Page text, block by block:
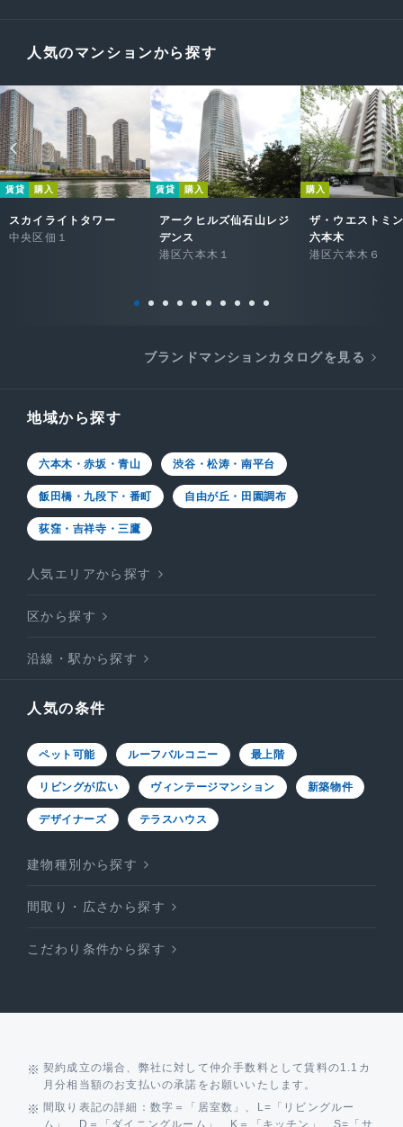
人気のマンションから探す
賃貸 購入
スカイライトタワー
中央区佃１
賃貸 購入
アークヒルズ仙石山レジ
デンス
港区六本木１
購入
ザ・ウエストミ
六本木
港区六本木６
ブランドマンションカタログを見る
地域から探す
六本木・赤坂・青山 渋谷・松涛・南平台
飯田橋・九段下・番町 自由が丘・田園調布
荻窪・吉祥寺・三鷹
人気エリアから探す
区から探す
沿線・駅から探す
人気の条件
ペット可能 ルーフバルコニー 最上階
リビングが広い ヴィンテージマンション 新築物件
デザイナーズ テラスハウス
建物種別から探す
間取り・広さから探す
こだわり条件から探す
契約成立の場合、弊社に対して仲介手数料として賃料の1.1カ
月分相当額のお支払いの承諾をお願いいたします。
間取り表記の詳細：数字＝「居室数」、L=「リビングルー